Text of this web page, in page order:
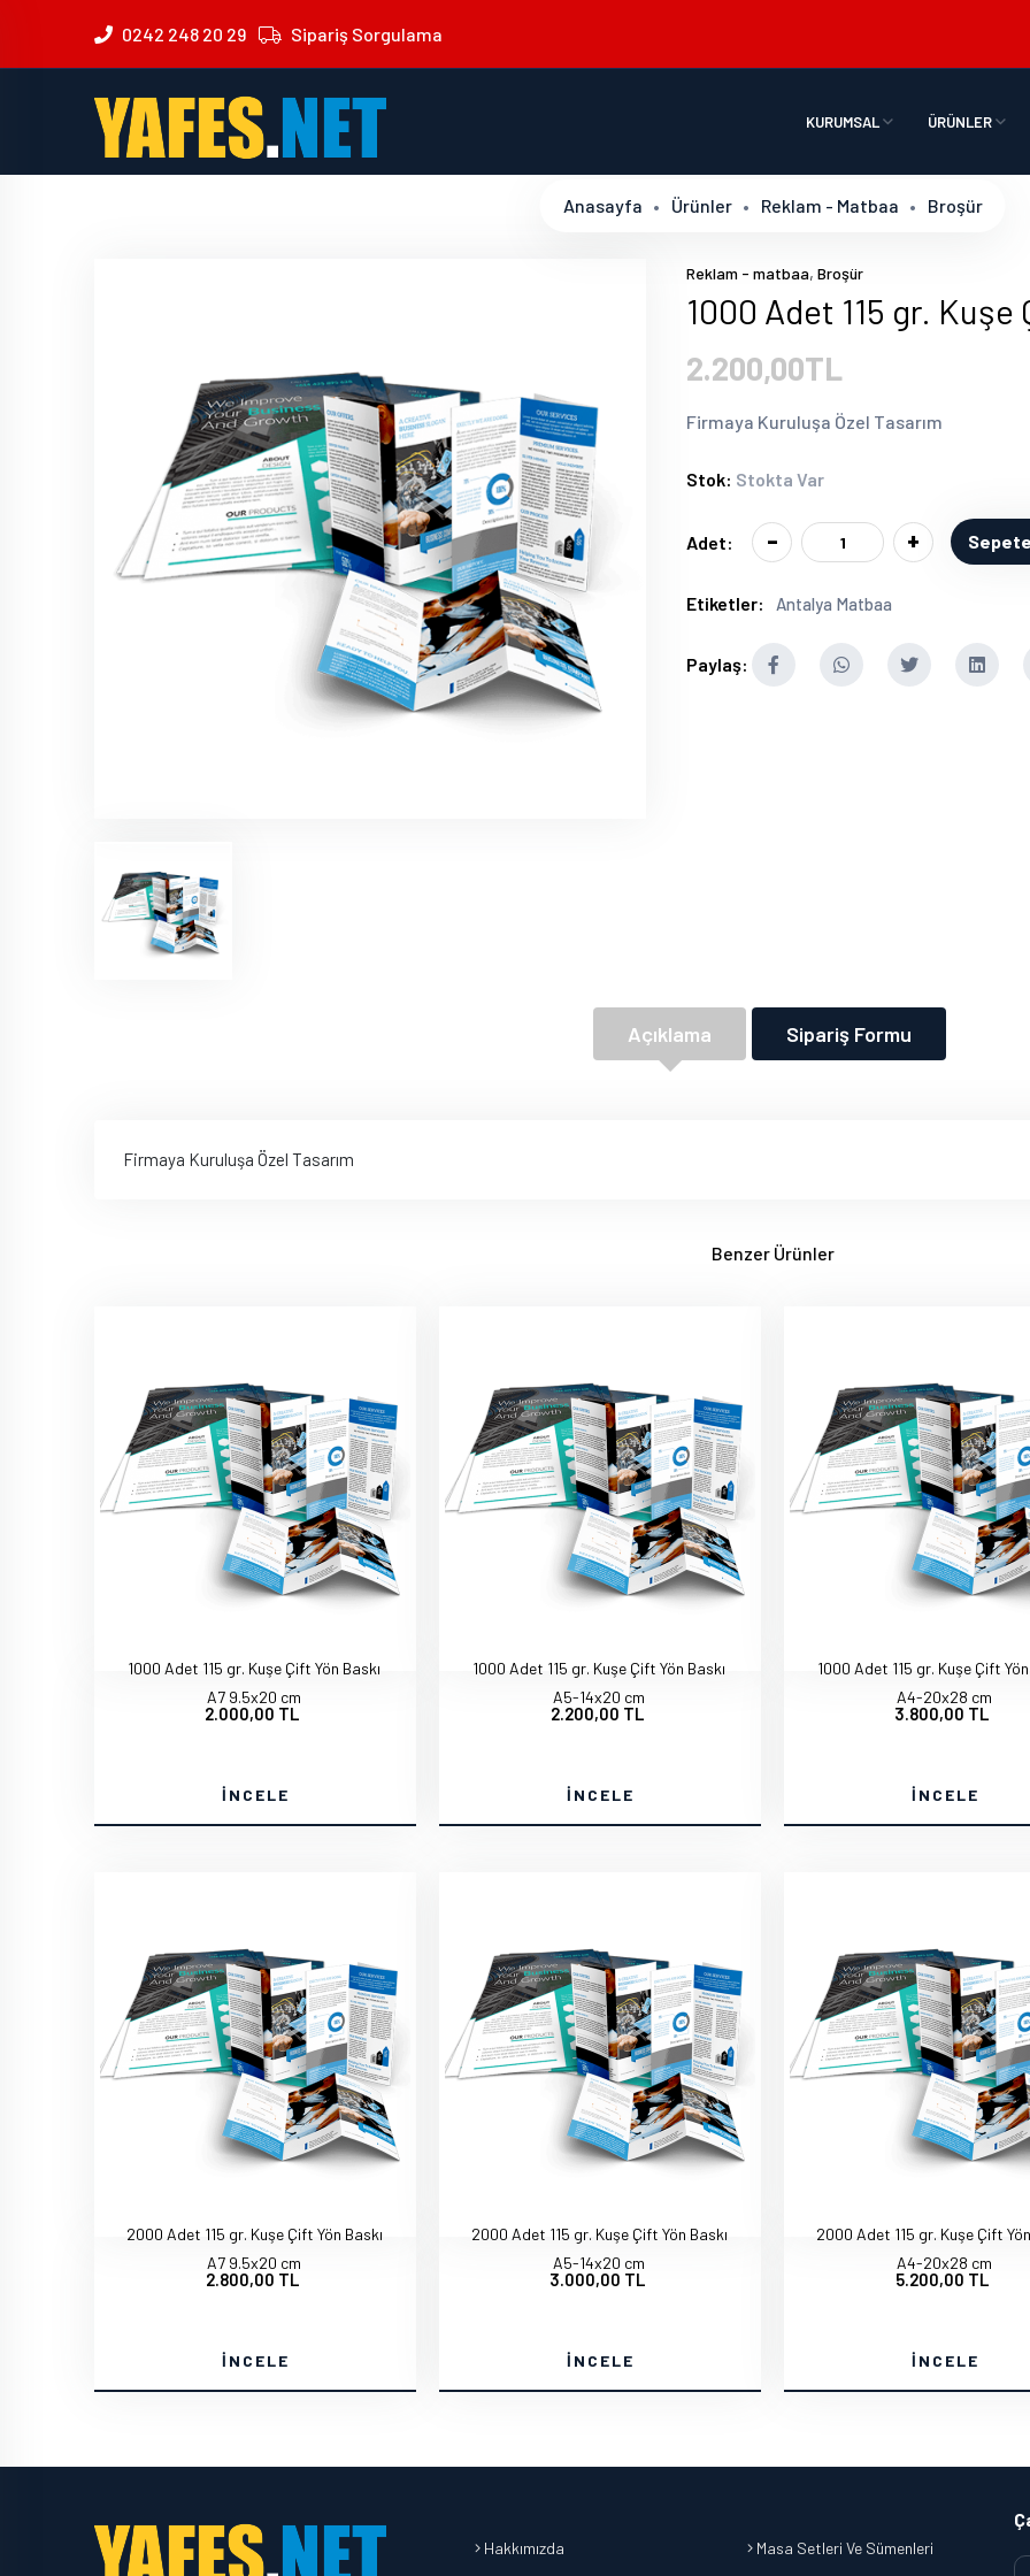
0242 248 20 29 Sipariş Sorgulama
KURUMSAL ÜRÜNLER
Anasayfa Ürünler Reklam - Matbaa Broşür
Reklam - matbaa, Broşür
1000 Adet 115 gr. Kuşe
2.200,00TL
Firmaya Kuruluşa Özel Tasarım
Stok: Stokta Var
Adet: - +
Etiketler: Antalya Matbaa
Paylaş:
Açıklama Sipariş Formu
Firmaya Kuruluşa Özel Tasarım
Benzer Ürünler
1000 Adet 115 gr. Kuşe Çift Yön Baskı
A7 9.5x20 cm
2.000,00 TL
İNCELE
1000 Adet 115 gr. Kuşe Çift Yön Baskı
A5-14x20 cm
2.200,00 TL
İNCELE
1000 Adet 115 gr. Kuşe Çift Yön
A4-20x28 cm
3.800,00 TL
İNCELE
2000 Adet 115 gr. Kuşe Çift Yön Baskı
A7 9.5x20 cm
2.800,00 TL
İNCELE
2000 Adet 115 gr. Kuşe Çift Yön Baskı
A5-14x20 cm
3.000,00 TL
İNCELE
2000 Adet 115 gr. Kuşe Çift
A4-20x28 cm
5.200,00 TL
İNCELE
Hakkımızda Masa Setleri Ve Sümenleri